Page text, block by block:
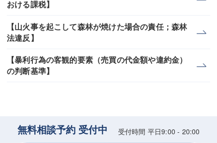
おける課税】
【山火事を起こして森林が焼けた場合の責任；森林
法違反】
【暴利行為の客観的要素（売買の代金額や違約金）
の判断基準】
無料相談予約 受付中 受付時間 平日9:00 - 20:00